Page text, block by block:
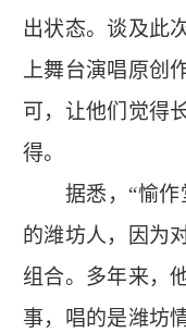
出状态。谈及此
上舞台演唱原创
可，让他们觉得
得。
据悉，“愉作
的潍坊人，因为
组合。多年来，
事，唱的是潍坊